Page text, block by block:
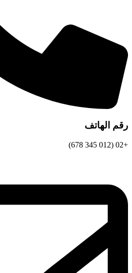
رقم الهاتف
+02 (012 345 678)